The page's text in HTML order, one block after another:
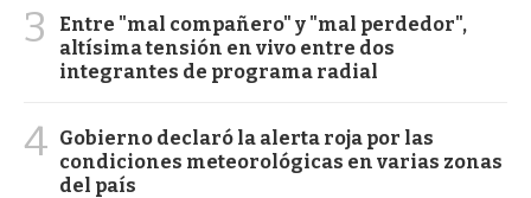
3
Entre "mal compañero" y "mal perdedor",
altísima tensión en vivo entre dos
integrantes de programa radial
4 Gobierno declaró la alerta roja por las
condiciones meteorológicas en varias zonas
del país